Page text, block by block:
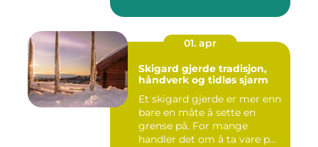
01. apr
Skigard gjerde tradisjon,
håndverk og tidløs sjarm
Et skigard gjerde er mer enn
bare en måte å sette en
grense på. For mange
handler det om å ta vare p...